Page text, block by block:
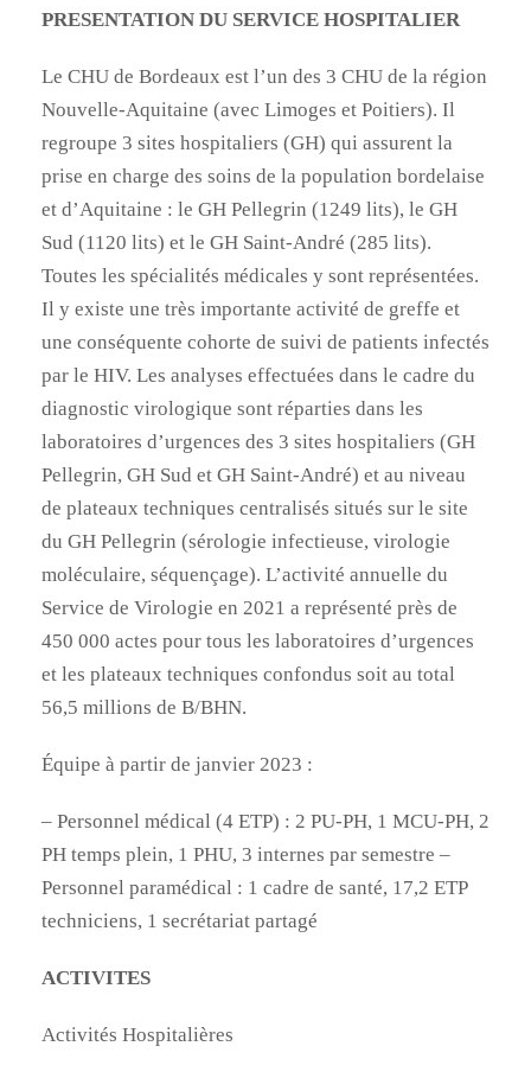
PRESENTATION DU SERVICE HOSPITALIER
Le CHU de Bordeaux est l’un des 3 CHU de la région
Nouvelle-Aquitaine (avec Limoges et Poitiers). Il
regroupe 3 sites hospitaliers (GH) qui assurent la
prise en charge des soins de la population bordelaise
et d’Aquitaine : le GH Pellegrin (1249 lits), le GH
Sud (1120 lits) et le GH Saint-André (285 lits).
Toutes les spécialités médicales y sont représentées.
Il y existe une très importante activité de greffe et
une conséquente cohorte de suivi de patients infectés
par le HIV. Les analyses effectuées dans le cadre du
diagnostic virologique sont réparties dans les
laboratoires d’urgences des 3 sites hospitaliers (GH
Pellegrin, GH Sud et GH Saint-André) et au niveau
de plateaux techniques centralisés situés sur le site
du GH Pellegrin (sérologie infectieuse, virologie
moléculaire, séquençage). L’activité annuelle du
Service de Virologie en 2021 a représenté près de
450 000 actes pour tous les laboratoires d’urgences
et les plateaux techniques confondus soit au total
56,5 millions de B/BHN.
Équipe à partir de janvier 2023 :
– Personnel médical (4 ETP) : 2 PU-PH, 1 MCU-PH, 2
PH temps plein, 1 PHU, 3 internes par semestre –
Personnel paramédical : 1 cadre de santé, 17,2 ETP
techniciens, 1 secrétariat partagé
ACTIVITES
Activités Hospitalières